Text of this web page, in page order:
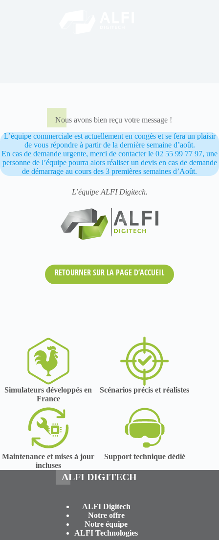
Nous avons bien reçu votre message !
L’équipe commerciale est actuellement en congés et se fera un plaisir
de vous répondre à partir de la dernière semaine d’août.
En cas de demande urgente, merci de contacter le 02 55 99 77 97, une
personne de l’équipe pourra alors réaliser un devis en cas de demande
de démarrage au cours des 3 premières semaines d’Août.
L’équipe ALFI Digitech.
RETOURNER SUR LA PAGE D’ACCUEIL
Simulateurs développés en
France
Scénarios précis et réalistes
Maintenance et mises à jour
incluses
Support technique dédié
ALFI DIGITECH
ALFI Digitech
Notre offre
Notre équipe
ALFI Technologies